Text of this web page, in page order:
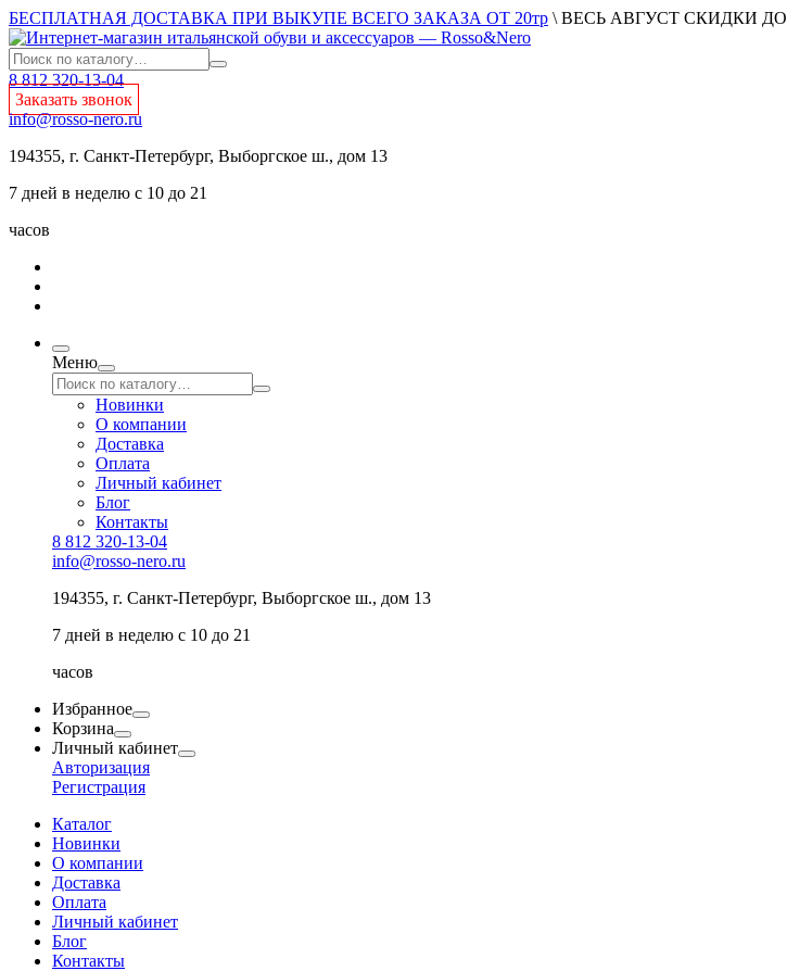
БЕСПЛАТНАЯ ДОСТАВКА ПРИ ВЫКУПЕ ВСЕГО ЗАКАЗА ОТ 20тр \ ВЕСЬ АВГУСТ СКИДКИ ДО
8 812 320-13-04
Заказать звонок
info@rosso-nero.ru
194355, г. Санкт-Петербург, Выборгское ш., дом 13
7 дней в неделю с 10 до 21
часов
Меню
Новинки
О компании
Доставка
Оплата
Личный кабинет
Блог
Контакты
8 812 320-13-04
info@rosso-nero.ru
194355, г. Санкт-Петербург, Выборгское ш., дом 13
7 дней в неделю с 10 до 21
часов
Избранное
Корзина
Личный кабинет
Авторизация
Регистрация
Каталог
Новинки
О компании
Доставка
Оплата
Личный кабинет
Блог
Контакты